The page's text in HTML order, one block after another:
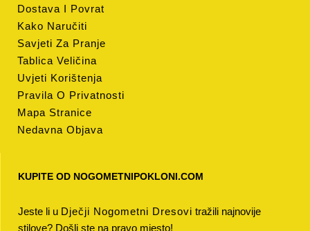
Dostava I Povrat
Kako Naručiti
Savjeti Za Pranje
Tablica Veličina
Uvjeti Korištenja
Pravila O Privatnosti
Mapa Stranice
Nedavna Objava
KUPITE OD NOGOMETNIPOKLONI.COM
Jeste li u Dječji Nogometni Dresovi tražili najnovije
stilove? Došli ste na pravo mjesto!